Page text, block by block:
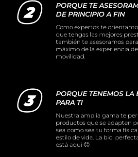
PORQUE TE
DE PRINCIPIO A FIN
Como expertos te
que tengas las mejores
también te asesoramos
máximo de la experiencia
movilidad.
PORQUE TENEMOS LA
PARA TI
Nuestra amplia gama te
productos que se adapten
sea como sea tu forma
estilo de vida. La bici
está aquí 🙂